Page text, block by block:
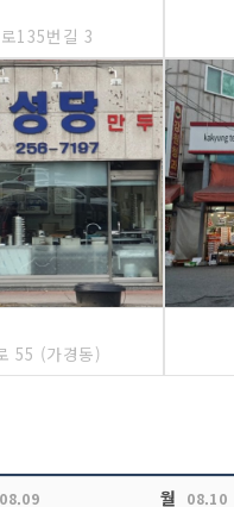
135번길 3
55 (가경동)
08.09 월 08.10